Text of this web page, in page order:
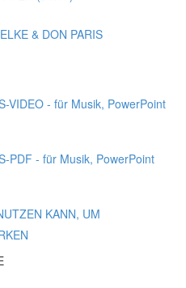
& DON PARIS
VIDEO - für Musik, PowerPoint
PDF - für Musik, PowerPoint
KANN, UM